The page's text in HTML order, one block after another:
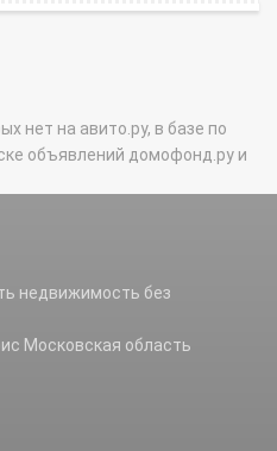
нет на авито.ру, в базе по
объявлений домофонд.ру и
недвижимость без
Московская область